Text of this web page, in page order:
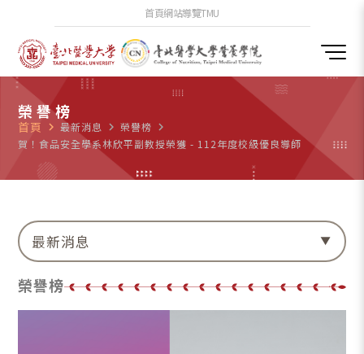
首頁網站導覽TMU
榮譽榜
首頁 navigate_next 最新消息 navigate_next 榮譽榜 navigate_next
賀！食品安全學系林欣平副教授榮獲 - 112年度校級優良導師
最新消息
榮譽榜